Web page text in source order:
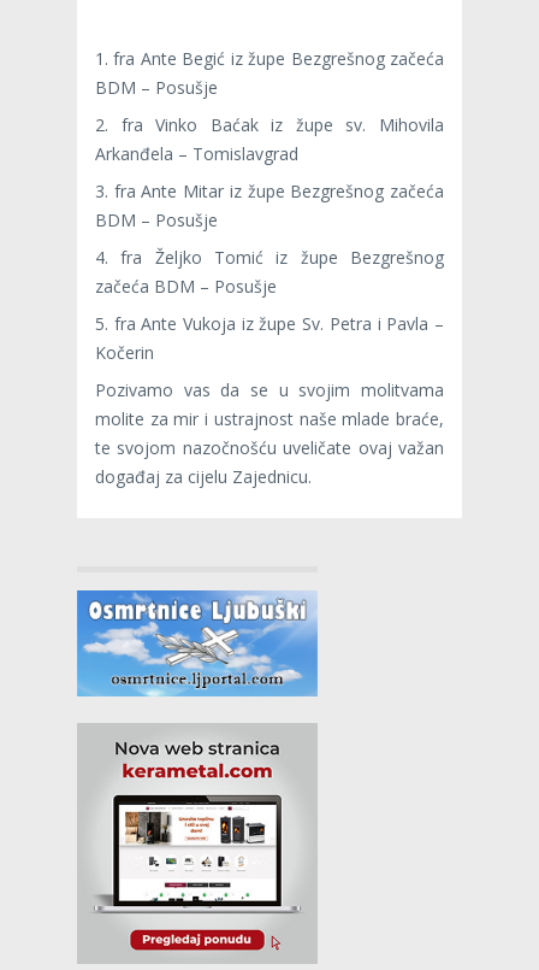
1. fra Ante Begić iz župe Bezgrešnog začeća
BDM – Posušje
2. fra Vinko Baćak iz župe sv. Mihovila
Arkanđela – Tomislavgrad
3. fra Ante Mitar iz župe Bezgrešnog začeća
BDM – Posušje
4. fra Željko Tomić iz župe Bezgrešnog
začeća BDM – Posušje
5. fra Ante Vukoja iz župe Sv. Petra i Pavla –
Kočerin
Pozivamo vas da se u svojim molitvama
molite za mir i ustrajnost naše mlade braće,
te svojom nazočnošću uveličate ovaj važan
događaj za cijelu Zajednicu.